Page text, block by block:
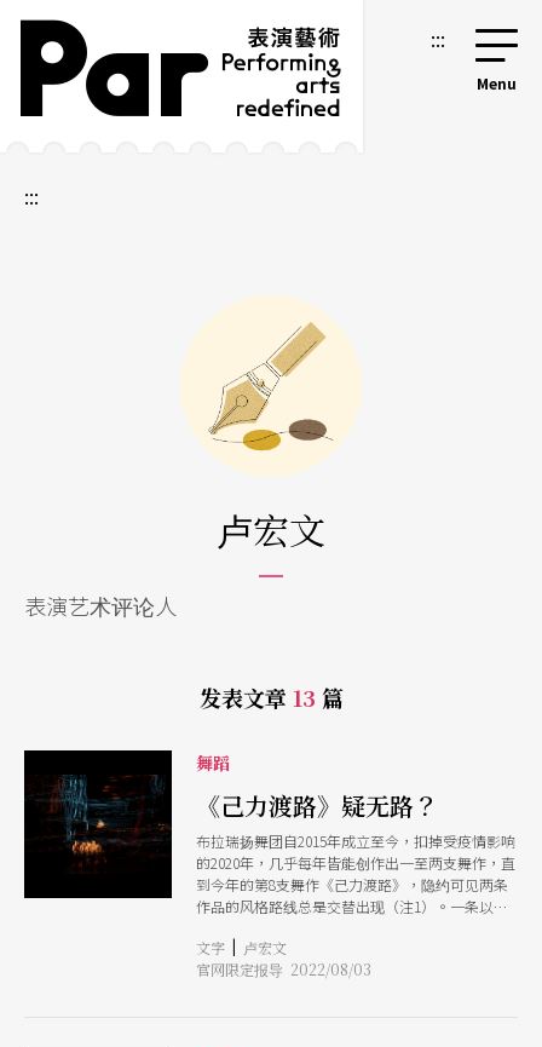
跳到主要内容区块
网站导览 :::
:::
卢宏文
表演艺术评论人
发表文章 13 篇
舞蹈
《己力渡路》疑无路？
布拉瑞扬舞团自2015年成立至今，扣掉受疫情影响
的2020年，几乎每年皆能创作出一至两支舞作，直
到今年的第8支舞作《己力渡路》，隐约可见两条
作品的风格路线总是交替出现（注1）。一条以
经验，展示最自己自己的样貌，如《漂亮漂亮》、
《＃是否》。另一条路线则以向不同部落及原住民
文字 | 卢宏文
官网限定报导 2022/08/03